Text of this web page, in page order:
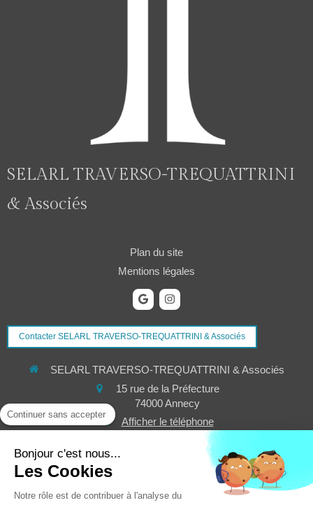
SELARL TRAVERSO-TREQUATTRINI
& Associés
Plan du site
Mentions légales
Contacter SELARL TRAVERSO-TREQUATTRINI & Associés
SELARL TRAVERSO-TREQUATTRINI & Associés
15 rue de la Préfecture
74000Annecy
Afficher le téléphone
vincent.trequattrini@avocat.fr
DuLundiauJeudi et de 14hà18h
à17h
Continuer sans accepter
Bonjour c'est nous...
Les Cookies
Notre rôle est de contribuer à l'analyse du